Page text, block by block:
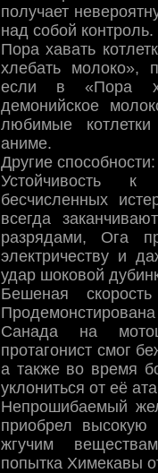
получает
над собой контроль.
Пора хавать
хлебать молоко»,
если в «Пора
демонийское
любимые
аниме.
Другие способности:
Устойчивость
бесчисленных
всегда
разрядами, Ога
электричеству и
удар шоковой
Бешеная
Санада на
протагонист смог
а также во время
уклониться от её
Непрошибаемый
приобрел высокую
жгучим
попытка Химекавы